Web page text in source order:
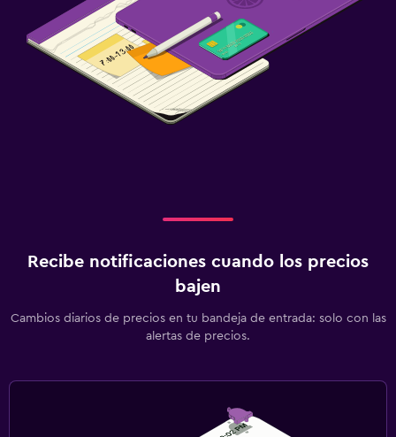
Recibe notificaciones cuando los precios
bajen
Cambios diarios de precios en tu bandeja de entrada: solo con las
alertas de precios.